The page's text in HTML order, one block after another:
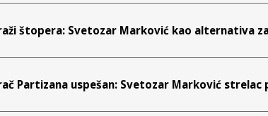
štopera: Svetozar Marković kao alternativa
Partizana uspešan: Svetozar Marković